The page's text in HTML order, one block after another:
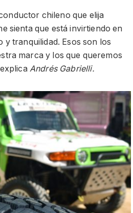
chileno que elija
sienta que está invirtiendo en
y tranquilidad. Esos son los
marca y los que queremos
Andrés Gabrielli.